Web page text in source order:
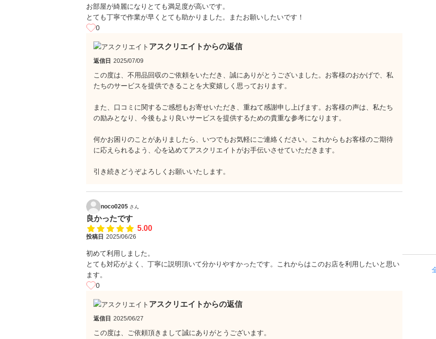
お部屋が綺麗になりとても満足度が高いです。
とても丁寧で作業が早くとても助かりました。またお願いしたいです！
0
アスクリエイトからの返信
返信日 2025/07/09
この度は、不用品回収のご依頼をいただき、誠にありがとうございました。お客様のおかげで、私
たちのサービスを提供できることを大変嬉しく思っております。
また、口コミに関するご感想もお寄せいただき、重ねて感謝申し上げます。お客様の声は、私たち
の励みとなり、今後もより良いサービスを提供するための貴重な参考になります。
何かお困りのことがありましたら、いつでもお気軽にご連絡ください。これからもお客様のご期待
に応えられるよう、心を込めてアスクリエイトがお手伝いさせていただきます。
引き続きどうぞよろしくお願いいたします。
noco0205 さん
良かったです
5.00
投稿日 2025/06/26
初めて利用しました。
とても対応がよく、丁寧に説明頂いて分かりやすかったです。これからはこのお店を利用したいと思い
ます。
0
アスクリエイトからの返信
返信日 2025/06/27
この度は、ご依頼頂きまして誠にありがとうございます。